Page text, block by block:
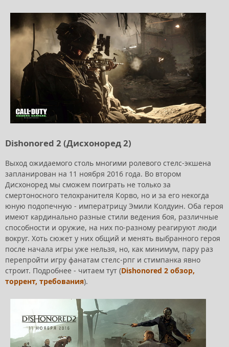
Dishonored 2 (Дисхоноред 2)
Выход ожидаемого столь многими ролевого стелс-экшена
запланирован на 11 ноября 2016 года. Во втором
Дисхоноред мы сможем поиграть не только за
смертоносного телохранителя Корво, но и за его некогда
юную подопечную - императрицу Эмили Колдуин. Оба героя
имеют кардинально разные стили ведения боя, различные
способности и оружие, на них по-разному реагируют люди
вокруг. Хоть сюжет у них общий и менять выбранного героя
после начала игры уже нельзя, но, как минимум, пару раз
перепройти игру фанатам стелс-рпг и стимпанка явно
строит. Подробнее - читаем тут (Dishonored 2 обзор,
торрент, требования).